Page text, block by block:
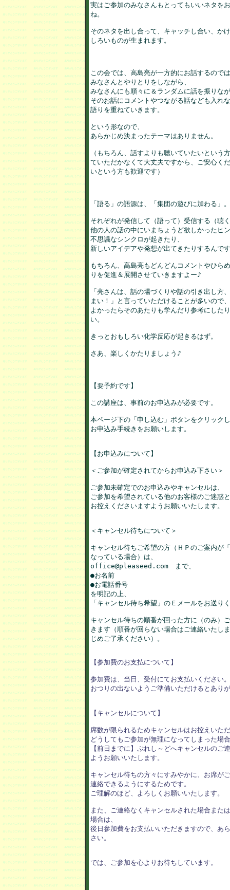
実はご参加のみなさんもとってもいいネタを
ね。
そのネタを出し合って、キャッチし合い、か
しろいものが生まれます。
この会では、高島亮が一方的にお話するので
みなさんとやりとりをしながら、
みなさんにも順々に＆ランダムに話を振りな
そのお話にコメントやつながる話なども入れ
語りを重ねていきます。
という形なので、
あらかじめ決まったテーマはありません。
（もちろん、話すよりも聴いていたいという
ていただかなくて大丈夫ですから、ご安心く
いという方も歓迎です）
「語る」の語源は、「集団の遊びに加わる」。
それぞれが発信して（語って）受信する（聴
他の人の話の中にいまちょうど欲しかったヒ
不思議なシンクロが起きたり、
新しいアイデアや発想が出てきたりするんで
もちろん、高島亮もどんどんコメントやひら
りを促進＆展開させていきますよー♪
「亮さんは、話の場づくりや話の引き出し方
まい！」と言っていただけることが多いので、
よかったらそのあたりも学んだり参考にした
い。
きっとおもしろい化学反応が起きるはず。
さあ、楽しくかたりましょう♪
【要予約です】
この講座は、事前のお申込みが必要です。
本ページ下の「申し込む」ボタンをクリック
お申込み手続きをお願いします。
【お申込みについて】
＜ご参加が確定されてからお申込み下さい＞
ご参加未確定でのお申込みやキャンセルは、
ご参加を希望されている他のお客様のご迷惑
お控えくださいますようお願いいたします。
＜キャンセル待ちについて＞
キャンセル待ちご希望の方（ＨＰのご案内が
なっている場合）は、
office@pleaseed.com　まで、
●お名前
●お電話番号
を明記の上、
「キャンセル待ち希望」のＥメールをお送り
キャンセル待ちの順番が回った方に（のみ）
きます（順番が回らない場合はご連絡いたし
じめご了承ください）。
【参加費のお支払について】
参加費は、当日、受付にてお支払いください。
おつりの出ないようご準備いただけるとあり
【キャンセルについて】
席数が限られるためキャンセルはお控えいた
どうしてもご参加が無理になってしまった場
【前日までに】ぷれし～どへキャンセルのご
ようお願いいたします。
キャンセル待ちの方々にすみやかに、お席が
連絡できるようにするためです。
ご理解のほど、よろしくお願いいたします。
また、ご連絡なくキャンセルされた場合また
場合は、
後日参加費をお支払いいただきますので、あ
さい。
では、ご参加を心よりお待ちしています。